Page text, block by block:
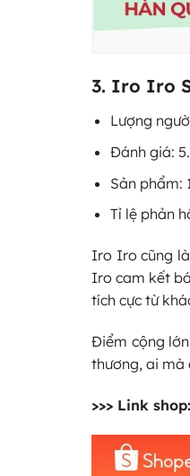
3. Iro Iro
Lượng
Đánh giá:
Sản phẩm:
Tỉ lệ phản
Iro Iro cũng
Iro cam kết
tích cực từ
Điểm cộng
thương, ai mà
>>> Link shop: